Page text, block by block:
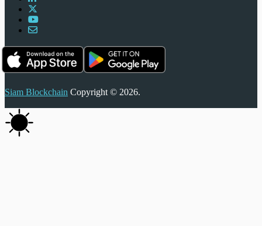
Siam Blockchain Copyright © 2026.